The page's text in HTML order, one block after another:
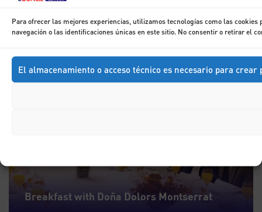
Para ofrecer las mejores experiencias, utilizamos tecnologías como las
navegación o las identificaciones únicas en este sitio. No consentir o retirar el
El almacenamiento o acceso técnico es necesario para
27
Breakfast with Doña Dolors Montserrat